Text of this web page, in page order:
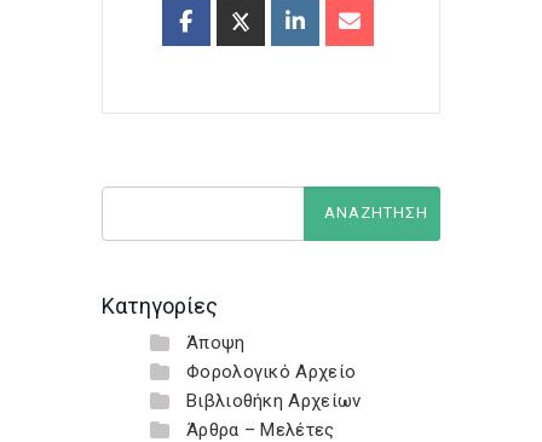
Κατηγορίες
Άποψη
Φορολογικό Αρχείο
Βιβλιοθήκη Αρχείων
Άρθρα – Μελέτες